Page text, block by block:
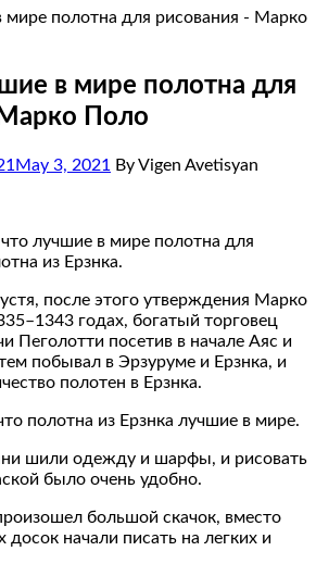
в мире полотна для
Поло
May 3, 2021 By Vigen Avetisyan
лучшие в мире полотна для
из Ерзнка.
после этого утверждения Марко
годах, богатый торговец
Пеголотти посетив в начале Аяс и
побывал в Эрзуруме и Ерзнка, и
полотен в Ерзнка.
полотна из Ерзнка лучшие в мире.
шили одежду и шарфы, и рисовать
было очень удобно.
большой скачок, вместо
начали писать на легких и